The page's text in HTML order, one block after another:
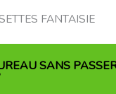
FANTAISIE
SANS